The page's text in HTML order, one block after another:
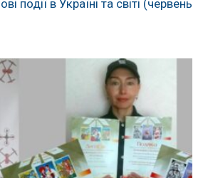
події в Україні та світі (червень